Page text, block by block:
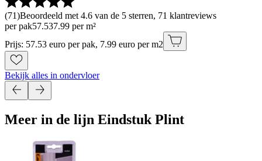
(71)Beoordeeld met 4.6 van de 5 sterren, 71 klantreviews
per pak57.537.99 per m²
Prijs: 57.53 euro per pak, 7.99 euro per m2
Bekijk alles in ondervloer
Meer in de lijn Eindstuk Plint